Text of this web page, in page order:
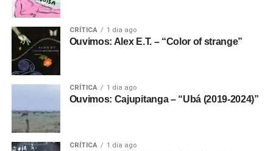
CRÍTICA 1 dia ago
Ouvimos: Alex E.T. – “Color of strange”
CRÍTICA 1 dia ago
Ouvimos: Cajupitanga – “Ubá (2019-2024)”
CRÍTICA 1 dia ago